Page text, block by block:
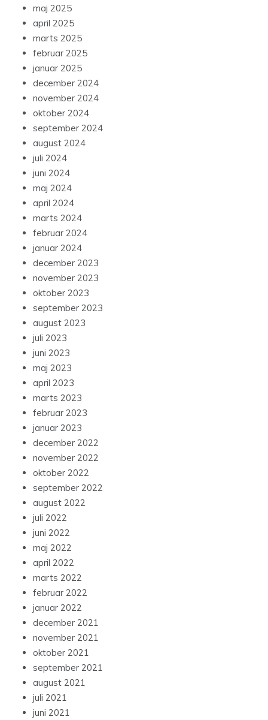
maj 2025
april 2025
marts 2025
februar 2025
januar 2025
december 2024
november 2024
oktober 2024
september 2024
august 2024
juli 2024
juni 2024
maj 2024
april 2024
marts 2024
februar 2024
januar 2024
december 2023
november 2023
oktober 2023
september 2023
august 2023
juli 2023
juni 2023
maj 2023
april 2023
marts 2023
februar 2023
januar 2023
december 2022
november 2022
oktober 2022
september 2022
august 2022
juli 2022
juni 2022
maj 2022
april 2022
marts 2022
februar 2022
januar 2022
december 2021
november 2021
oktober 2021
september 2021
august 2021
juli 2021
juni 2021